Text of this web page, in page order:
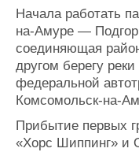
Начала работать
на-Амуре —
соединяющая
другом берегу
федеральной
Комсомольск-на-
Прибытие первых
«Хорс Шиппинг» и